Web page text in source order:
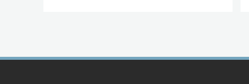
transmission du savoir-faire et formation des